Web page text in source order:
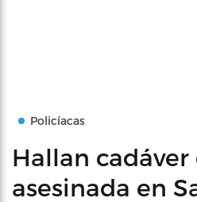
Policíacas
Hallan
asesinada en